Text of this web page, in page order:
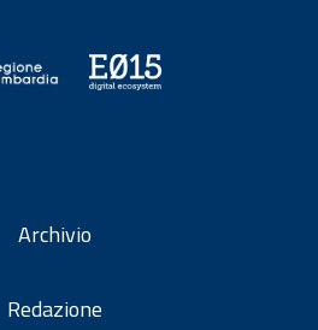
Archivio
Redazione